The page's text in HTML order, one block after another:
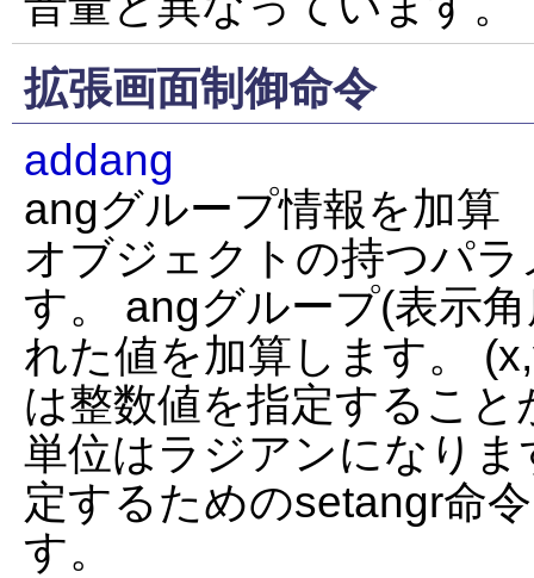
拡張画面制御命令
addang
angグループ情報を加算
オブジェクトの持つパ
す。 angグループ(表示
れた値を加算します。
は整数値を指定するこ
単位はラジアンになり
定するためのsetangr命
す。